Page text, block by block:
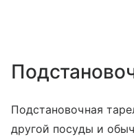
Подстановочная
другой посуды и